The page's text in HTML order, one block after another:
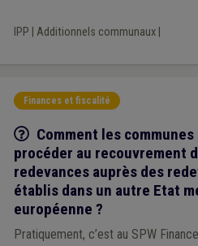
IPP Additionnels communaux|
Finances et fiscalité
Q/R
Comment les
procéder au recouvrement
redevances auprès des
établis dans un autre Etat
européenne ?
Pratiquement, c’est au SPW